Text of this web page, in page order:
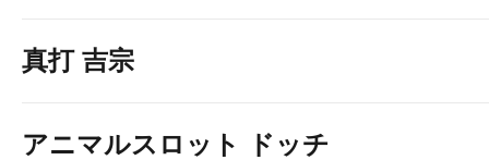
真打 吉宗
アニマルスロット ドッチ